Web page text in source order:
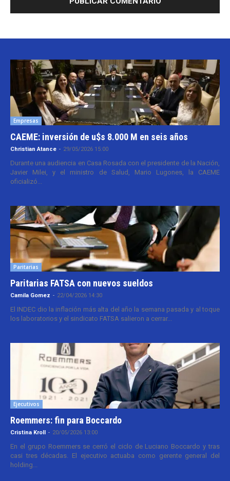
Empresas
CAEME: inversión de u$s 8.000 M en seis años
Christian Atance - 29/05/2026 15:00
Durante una audiencia en Casa Rosada con el presidente de la Nación,
Javier Milei, y el ministro de Salud, Mario Lugones, la CAEME
oficializó...
Paritarias
Paritarias FATSA con nuevos sueldos
Camila Gomez - 22/04/2026 14:30
El INDEC dio la inflación más alta del año la semana pasada y al toque
los laboratorios y el sindicato FATSA salieron a cerrar...
Ejecutivos
Roemmers: fin para Boccardo
Cristina Kroll - 20/05/2026 13:00
En el grupo Roemmers se cerró el ciclo de Luciano Boccardo y tras
casi tres décadas. El ejecutivo actuaba como gerente general del
holding...